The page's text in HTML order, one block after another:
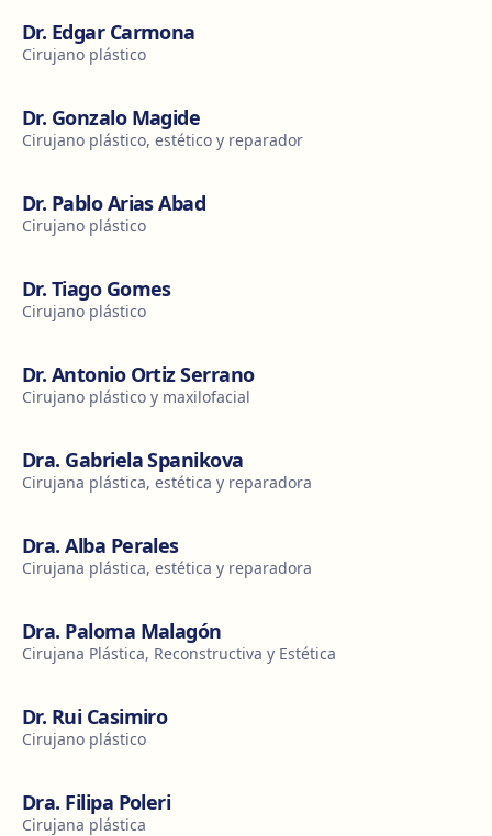
Dr. Edgar Carmona
Cirujano plástico
Dr. Gonzalo Magide
Cirujano plástico, estético y reparador
Dr. Pablo Arias Abad
Cirujano plástico
Dr. Tiago Gomes
Cirujano plástico
Dr. Antonio Ortiz Serrano
Cirujano plástico y maxilofacial
Dra. Gabriela Spanikova
Cirujana plástica, estética y reparadora
Dra. Alba Perales
Cirujana plástica, estética y reparadora
Dra. Paloma Malagón
Cirujana Plástica, Reconstructiva y Estética
Dr. Rui Casimiro
Cirujano plástico
Dra. Filipa Poleri
Cirujana plástica